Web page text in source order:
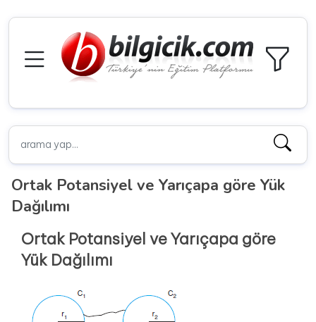
Ortak Potansiyel ve Yarıçapa göre Yük
Dağılımı
Ortak Potansiyel ve Yarıçapa göre
Yük Dağılımı